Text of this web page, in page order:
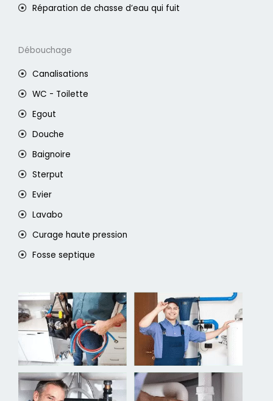
Réparation de chasse d’eau qui fuit
Débouchage
Canalisations
WC - Toilette
Egout
Douche
Baignoire
Sterput
Evier
Lavabo
Curage haute pression
Fosse septique